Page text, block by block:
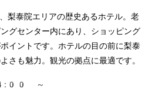
泰院エリアの歴史あるホテル。老
グセンター内にあり、ショッピング
イントです。ホテルの目の前に梨泰
さも魅力。観光の拠点に最適です。
～